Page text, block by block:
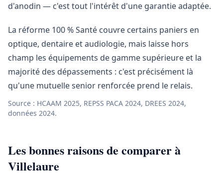
d'anodin — c'est tout l'intérêt d'une garantie adaptée.
La réforme 100 % Santé couvre certains paniers en
optique, dentaire et audiologie, mais laisse hors
champ les équipements de gamme supérieure et la
majorité des dépassements : c'est précisément là
qu'une mutuelle senior renforcée prend le relais.
Source : HCAAM 2025, REPSS PACA 2024, DREES 2024,
données 2024.
Les bonnes raisons de comparer à
Villelaure